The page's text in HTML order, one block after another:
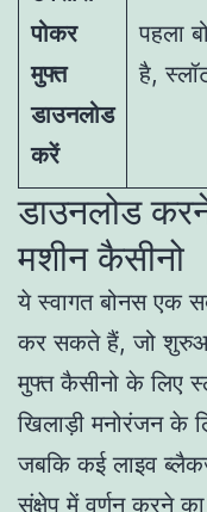
पोकर
मुफ्त
डाउनलोड
करें
पहला
है,
डाउनलोड
मशीन कैसीनो
ये स्वागत बोनस एक
कर सकते हैं, जो
मुफ्त कैसीनो के लिए
खिलाड़ी मनोरंजन के
जबकि कई लाइव
संक्षेप में वर्णन करने